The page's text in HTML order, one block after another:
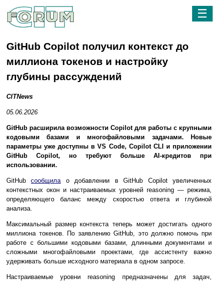
☰
GitHub Copilot получил контекст до
миллиона токенов и настройку
глубины рассуждений
CITNews
05.06.2026
GitHub расширила возможности Copilot для работы с крупными
кодовыми базами и многофайловыми задачами. Новые
параметры уже доступны в VS Code, Copilot CLI и приложении
GitHub Copilot, но требуют больше AI-кредитов при
использовании.
GitHubсообщила о добавлении в GitHub Copilot увеличенных
контекстных окон и настраиваемых уровней reasoning — режима,
определяющего баланс между скоростью ответа и глубиной
анализа.
Максимальный размер контекста теперь может достигать одного
миллиона токенов. По заявлению GitHub, это должно помочь при
работе с большими кодовыми базами, длинными документами и
сложными многофайловыми проектами, где ассистенту важно
удерживать больше исходного материала в одном запросе.
Настраиваемые уровни reasoning предназначены для задач,